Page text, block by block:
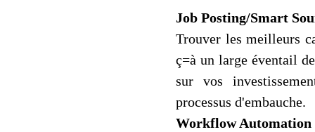
Job Posting/Smart
Trouver les meilleurs
ç=à un large éventail
sur vos
processus d'embauche.
Workflow Automation